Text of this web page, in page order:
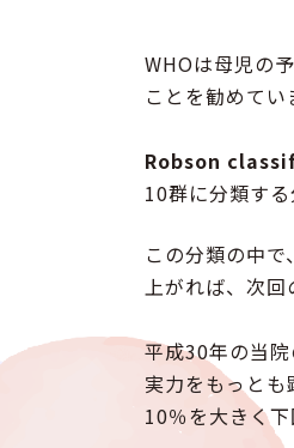
WHOは母児の
ことを勧めてい
Robson
10群に分類する
この分類の中
上がれば、次回
平成30年の当
実力をもっと
10％を大きく下